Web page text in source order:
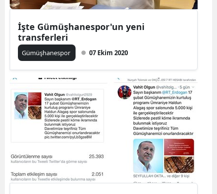
Hakkari
Hatay
Mersin
İstanbul
İzmir
Kastamonu
İşte Gümüşhanespor'un yeni
transferleri
Gümüşhanespor 07 Ekim 2020